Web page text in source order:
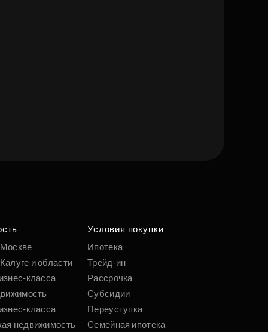
и области
класса
класса
недвижимость
Условия покупки
Ипотека
Трейд-ин
Рассрочка
Субсидии
Переуступка
Семейная ипотека